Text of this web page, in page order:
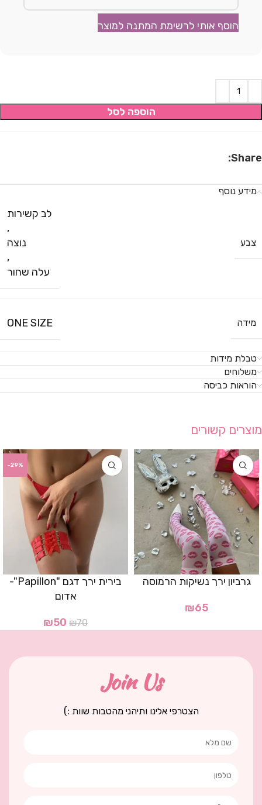
הוסף אותי לרשימת המתנה למוצר
הוספה לסל
Share:
מידע נוסף
צבע
לב קשירות
,
נוצה
,
עלה שחור
מידה ONE SIZE
טבלת מידות
משלוחים
הוראות כביסה
מוצרים קשורים
גרביון ירך נשיקות הרמוסה
₪65
-29%
בירית ירך דגם "Papillon"-
אדום
₪70
₪50
Join Us
הצטרפי אלינו ותיהני מהטבות שוות :)